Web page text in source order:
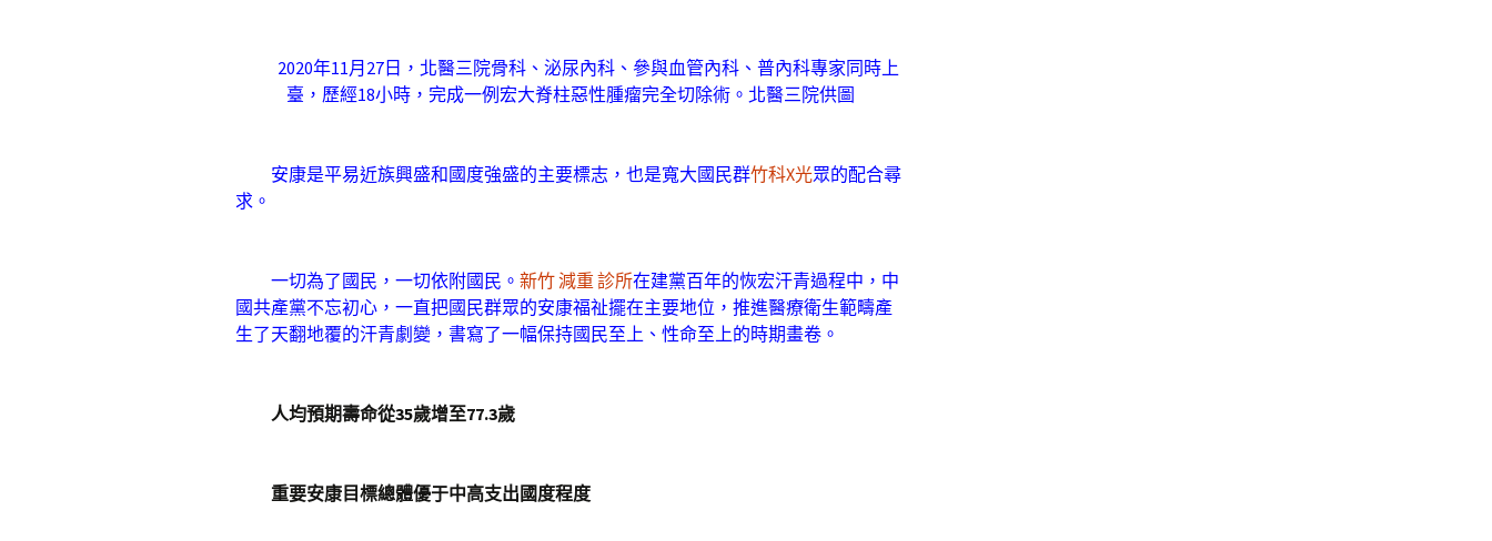
2020年11月27日，北醫三院骨科、泌尿內科、參與血管內科、普內科專家同時上
臺，歷經18小時，完成一例宏大脊柱惡性腫瘤完全切除術。北醫三院供圖
安康是平易近族興盛和國度強盛的主要標志，也是寬大國民群竹科X光眾的配合尋
求。
一切為了國民，一切依附國民。 新竹 減重 診所在建黨百年的恢宏汗青過程中，中
國共產黨不忘初心，一直把國民群眾的安康福祉擺在主要地位，推進醫療衛生範疇產
生了天翻地覆的汗青劇變，書寫了一幅保持國民至上、性命至上的時期畫卷。
人均預期壽命從35歲增至77.3歲
重要安康目標總體優于中高支出國度程度